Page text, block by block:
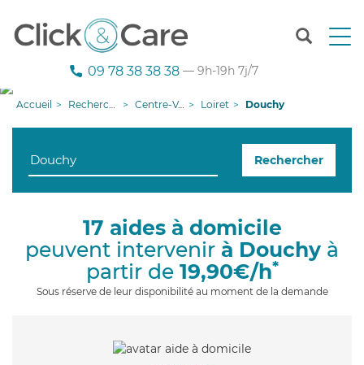
T
n
g
09 78 38 38 38 — 9h-19h 7j/7
Accueil Recherche aide à domicile Centre-Val de Loire Loiret Douchy
Rechercher
17 aides à domicile
peuvent intervenir à Douchy à
partir de 19,90€/h*
Sous réserve de leur disponibilité au moment de la demande